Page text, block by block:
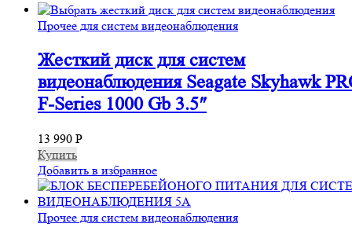
Прочее для систем видеонаблюдения
Жесткий диск для систем
видеонаблюдения Seagate Skyhawk
F-Series 1000 Gb 3.5″
13 990 Р
Купить
Добавить в избранное
Прочее для систем видеонаблюдения